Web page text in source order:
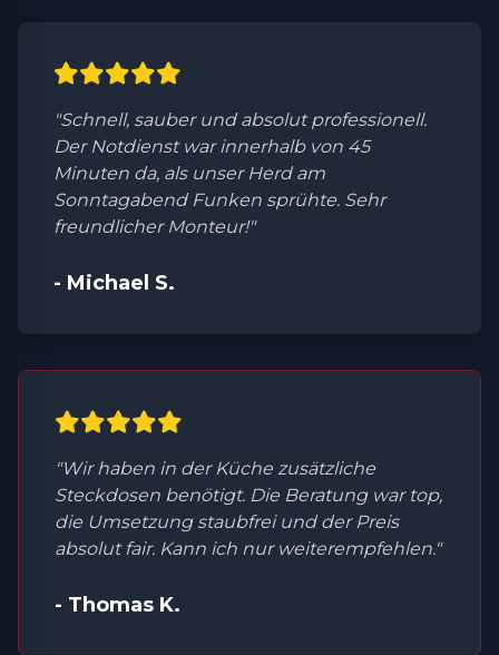
"Schnell, sauber und absolut professionell.
Der Notdienst war innerhalb von 45
Minuten da, als unser Herd am
Sonntagabend Funken sprühte. Sehr
freundlicher Monteur!"
- Michael S.
"Wir haben in der Küche zusätzliche
Steckdosen benötigt. Die Beratung war top,
die Umsetzung staubfrei und der Preis
absolut fair. Kann ich nur weiterempfehlen."
- Thomas K.